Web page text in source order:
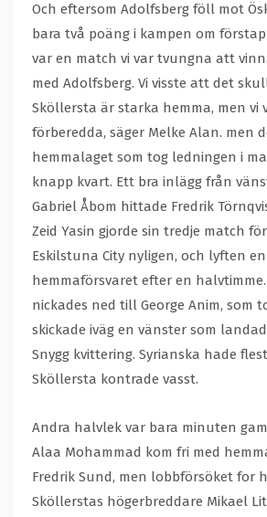
Och eftersom Adolfsberg föll mot
bara två poäng i kampen om
var en match vi var tvungna att
med Adolfsberg. Vi visste att det
Sköllersta är starka hemma, men vi
förberedda, säger Melke Alan. men
hemmalaget som tog ledningen i
knapp kvart. Ett bra inlägg från
Gabriel Åbom hittade Fredrik
Zeid Yasin gjorde sin tredje match
Eskilstuna City nyligen, och lyften
hemmaförsvaret efter en
nickades ned till George Anim, som
skickade iväg en vänster som
Snygg kvittering. Syrianska hade
Sköllersta kontrade vasst.
Andra halvlek var bara minuten
Alaa Mohammad kom fri med
Fredrik Sund, men lobbförsöket for
Sköllerstas högerbreddare Mikael